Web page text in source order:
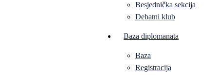
Besjednička sekcija
Debatni klub
Baza diplomanata
Baza
Registracija